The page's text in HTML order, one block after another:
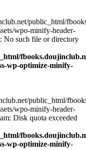
public_html/
wpo-minify-header-
No such file or directory
wp-optimize-minify-
public_html/
wpo-minify-header-
Disk quota exceeded
wp-optimize-minify-